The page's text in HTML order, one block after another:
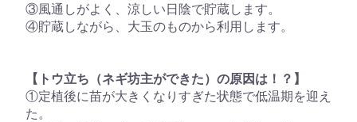
③風通しがよく、涼しい日陰で貯蔵します。
④貯蔵しながら、大玉のものから利用します。
【トウ立ち（ネギ坊主ができた）の原因は！？】
①定植後に苗が大きくなりすぎた状態で低温期を迎え
た。